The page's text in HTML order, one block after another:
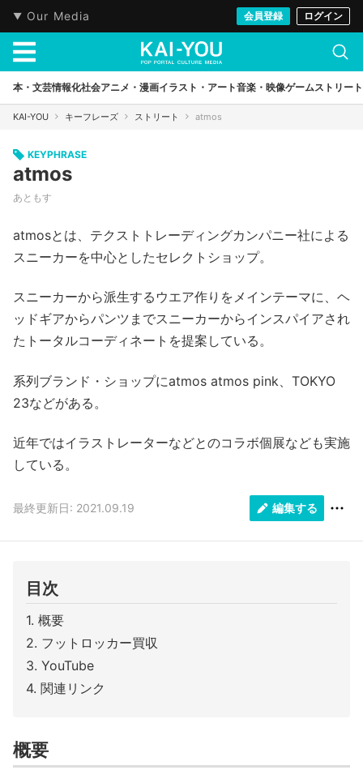
Our Media 会員登録 ログイン
本・文芸情報化社会アニメ・漫画イラスト・アート音楽・映像ゲームストリート
KAI-YOU キーフレーズ ストリート atmos
KEYPHRASE
atmos
あともす
atmosとは、テクストトレーディングカンパニー社による
スニーカーを中心としたセレクトショップ。
スニーカーから派生するウエア作りをメインテーマに、ヘ
ッドギアからパンツまでスニーカーからインスパイアされ
たトータルコーディネートを提案している。
系列ブランド・ショップにatmos atmos pink、TOKYO
23などがある。
近年ではイラストレーターなどとのコラボ個展なども実施
している。
最終更新日: 2021.09.19 編集する
目次
概要
フットロッカー買収
YouTube
関連リンク
概要